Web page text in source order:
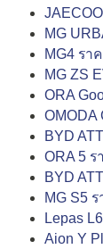
MG
MG4 รา
MG ZS
ORA
OMODA
BYD
ORA 5 ร
BYD
MG S5
Lepas
Aion Y